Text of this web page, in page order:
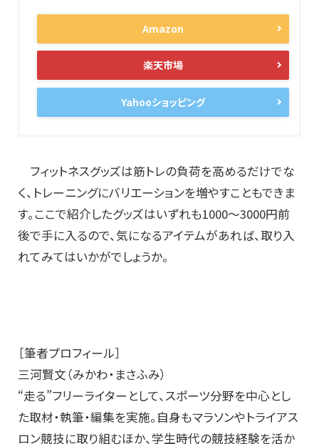
Amazon
楽天市場
Yahooショッピング
フィットネスグッズは筋トレの負荷を高めるだけでな
く、トレーニングにバリエーションを増やすこともできま
す。ここで紹介したグッズはいずれも1000～3000円前
後で手に入るので、気になるアイテムがあれば、取り入
れてみてはいかがでしょうか。
［筆者プロフィール］
三河賢文（みかわ・まさふみ）
“走る”フリーライターとして、スポーツ分野を中心とし
た取材・執筆・編集を実施。自身もマラソンやトライアス
ロン競技に取り組むほか、学生時代の競技経験を活か